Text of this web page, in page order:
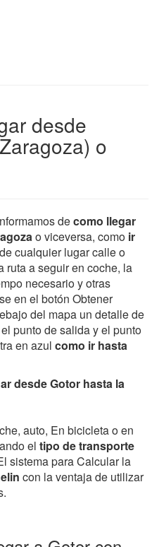
desde
o
decomo llegar
o viceversa, como ir
cualquier lugar calle o
ruta a seguir en coche, la
necesario y otras
en el botón Obtener
del mapa un detalle de
punto de salida y el punto
en azul como ir hasta
desde Gotor hasta la
auto, En bicicleta o en
el tipo de transporte
sistema para Calcular la
con la ventaja de utilizar